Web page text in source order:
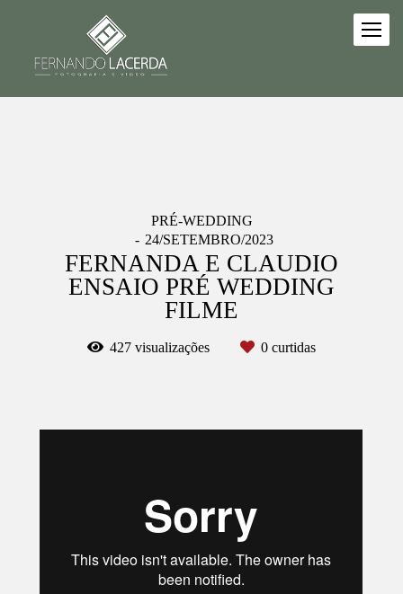
PRÉ-WEDDING
24/SETEMBRO/2023
FERNANDA E CLAUDIO
ENSAIO PRÉ WEDDING
FILME
427 visualizações 0 curtidas